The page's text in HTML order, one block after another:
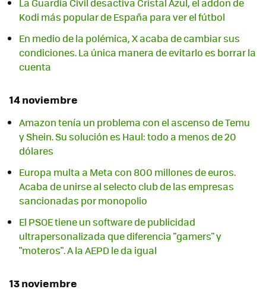
Kodi más popular de España para ver el fútbol
En medio de la polémica, X acaba de cambiar sus
condiciones. La única manera de evitarlo es borrar la
cuenta
14 noviembre
Amazon tenía un problema con el ascenso de Temu
y Shein. Su solución es Haul: todo a menos de 20
dólares
Europa multa a Meta con 800 millones de euros.
Acaba de unirse al selecto club de las empresas
sancionadas por monopolio
El PSOE tiene un software de publicidad
ultrapersonalizada que diferencia "gamers" y
"moteros". A la AEPD le da igual
13 noviembre